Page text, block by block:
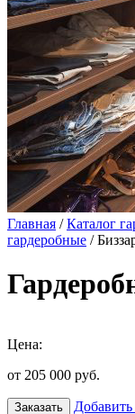
Главная /Каталог
гардеробные /
Цена:
от 205 000 руб.
Заказать